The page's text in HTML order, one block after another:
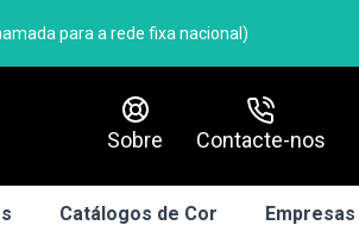
para a rede fixa nacional)
Sobre Contacte-nos
Catálogos de Cor Empresas